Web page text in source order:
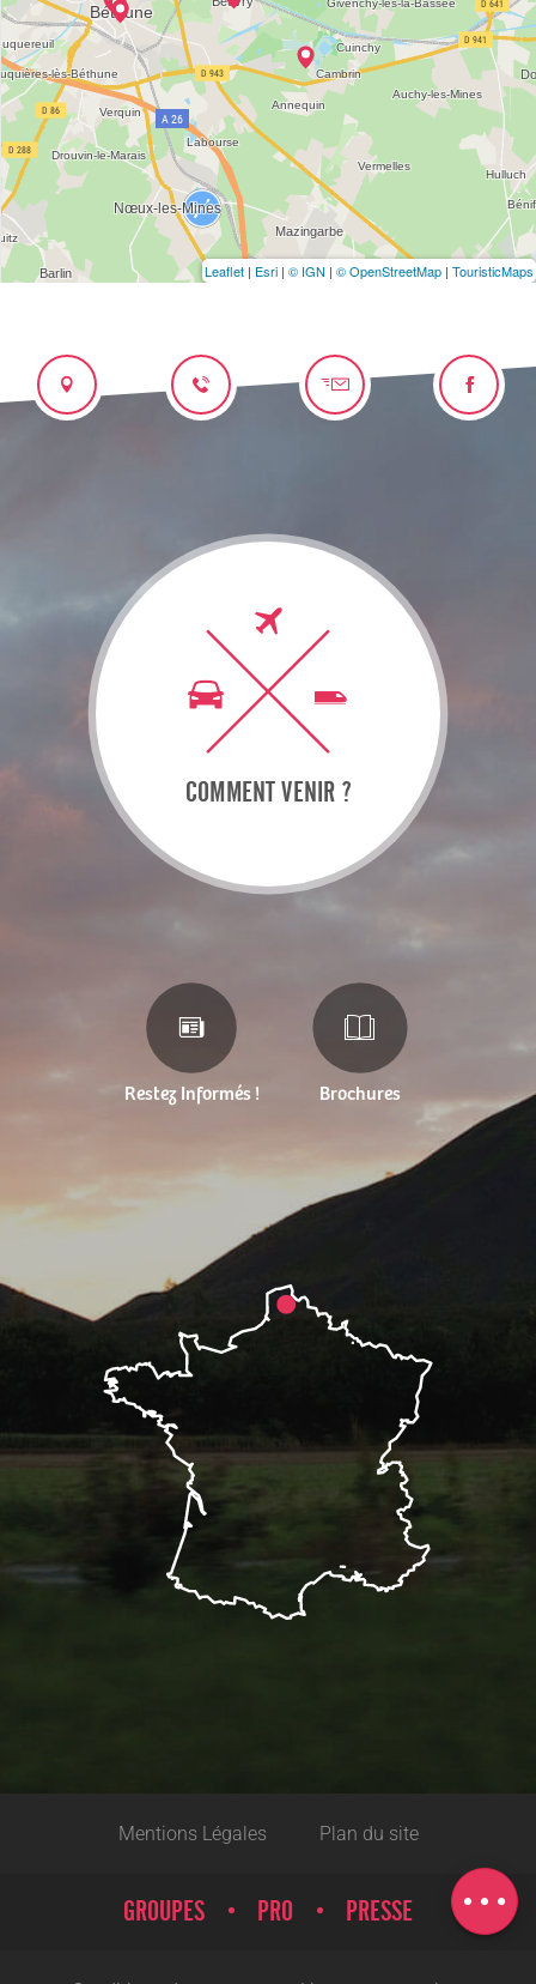
Carte
Leaflet | Esri | © IGN | © OpenStreetMap | TouristicMaps
COMMENT VENIR ?
Restez Informés ! Brochures
Mentions Légales Plan du site
GROUPES PRO PRESSE